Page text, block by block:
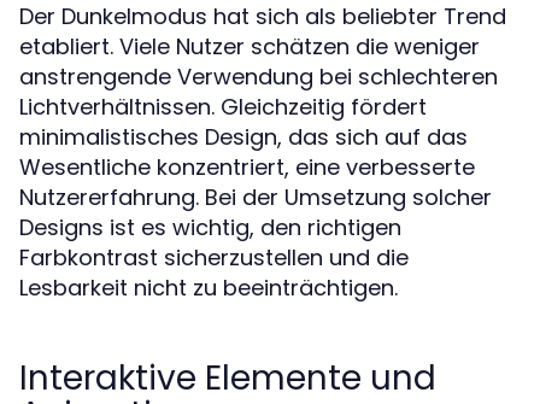
Der Dunkelmodus hat sich als beliebter Trend
etabliert. Viele Nutzer schätzen die weniger
anstrengende Verwendung bei schlechteren
Lichtverhältnissen. Gleichzeitig fördert
minimalistisches Design, das sich auf das
Wesentliche konzentriert, eine verbesserte
Nutzererfahrung. Bei der Umsetzung solcher
Designs ist es wichtig, den richtigen
Farbkontrast sicherzustellen und die
Lesbarkeit nicht zu beeinträchtigen.
Interaktive Elemente und